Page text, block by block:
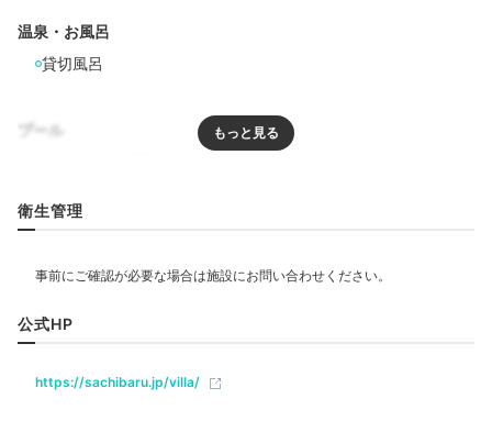
くじアンダギー」など沖縄らしいメニューを味わえます
よ♩
近くの「山の茶屋 楽水」でおやつを食べました。
Freetime
16:00
温泉・お風呂
貸切風呂
プール
リラクゼーション
衛生管理
公式HP
https://sachibaru.jp/villa/